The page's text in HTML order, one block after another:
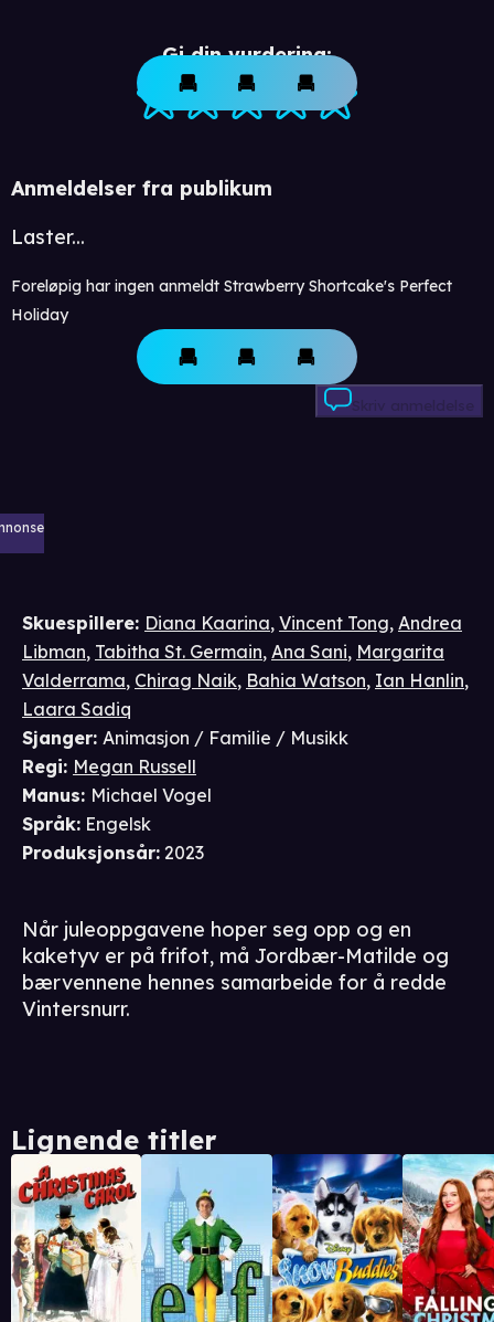
Gi din vurdering:
Anmeldelser fra publikum
Laster...
Foreløpig har ingen anmeldt Strawberry Shortcake's Perfect
Holiday
Skriv anmeldelse
Skuespillere: Diana Kaarina, Vincent Tong, Andrea
Libman, Tabitha St. Germain, Ana Sani, Margarita
Valderrama, Chirag Naik, Bahia Watson, Ian Hanlin,
Laara Sadiq
Sjanger: Animasjon / Familie / Musikk
Regi: Megan Russell
Manus: Michael Vogel
Språk: Engelsk
Produksjonsår: 2023
Når juleoppgavene hoper seg opp og en
kaketyv er på frifot, må Jordbær-Matilde og
bærvennene hennes samarbeide for å redde
Vintersnurr.
Lignende titler